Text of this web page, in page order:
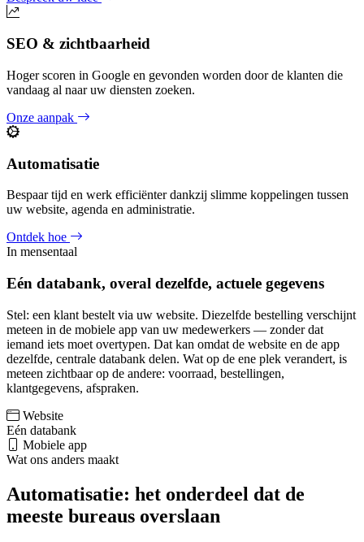
SEO & zichtbaarheid
Hoger scoren in Google en gevonden worden door de klanten die
vandaag al naar uw diensten zoeken.
Onze aanpak
Automatisatie
Bespaar tijd en werk efficiënter dankzij slimme koppelingen tussen
uw website, agenda en administratie.
Ontdek hoe
In mensentaal
Eén databank, overal dezelfde, actuele gegevens
Stel: een klant bestelt via uw website. Diezelfde bestelling verschijnt
meteen in de mobiele app van uw medewerkers — zonder dat
iemand iets moet overtypen. Dat kan omdat de website en de app
dezelfde, centrale databank delen. Wat op de ene plek verandert, is
meteen zichtbaar op de andere: voorraad, bestellingen,
klantgegevens, afspraken.
Website
Eén databank
Mobiele app
Wat ons anders maakt
Automatisatie: het onderdeel dat de
meeste bureaus overslaan